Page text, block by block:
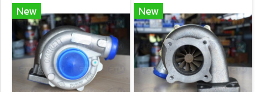
New New